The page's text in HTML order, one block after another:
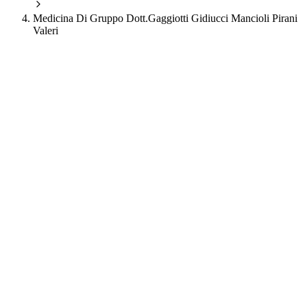
Medicina Di Gruppo Dott.Gaggiotti Gidiucci Mancioli Pirani
Valeri